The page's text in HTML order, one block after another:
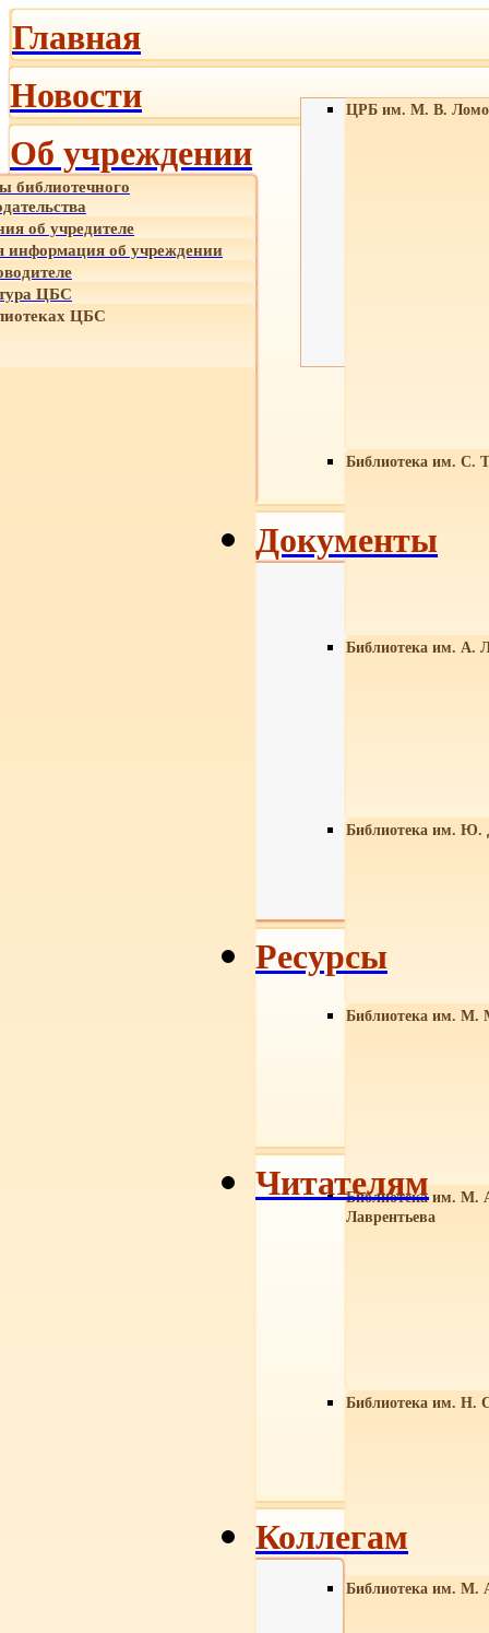
Главная
Новости
Об учреждении
библиотечного
об учредителе
об учреждении
ЦБС
ЦБС
ЦРБ им. М. В.
Библиотека им. С.
Библиотека им. А.
Библиотека им. Ю.
Библиотека им. М.
Библиотека им. М.
Лаврентьева
Библиотека им. Н.
Библиотека им. М.
Документы
Ресурсы
Читателям
Коллегам